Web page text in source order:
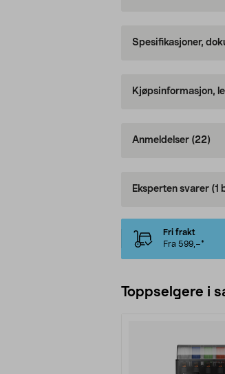
Spesifikasjoner,
Kjøpsinformasjon,
Anmeldelser (22)
Eksperten svarer (1
Fri frakt
Fra 599,–*
Toppselgere i